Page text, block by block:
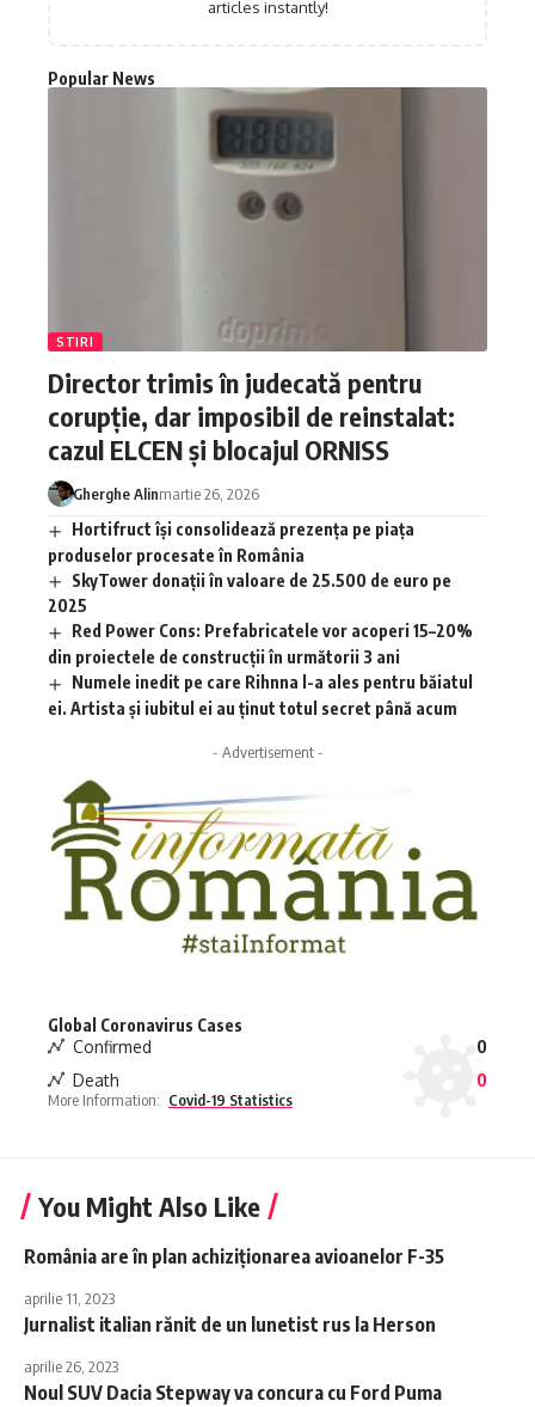
articles instantly!
Popular News
STIRI
Director trimis în judecată pentru
corupție, dar imposibil de reinstalat:
cazul ELCEN și blocajul ORNISS
Gherghe Alinmartie 26, 2026
Hortifruct își consolidează prezența pe piața
produselor procesate în România
SkyTower donații în valoare de 25.500 de euro pe
2025
Red Power Cons: Prefabricatele vor acoperi 15–20%
din proiectele de construcții în următorii 3 ani
Numele inedit pe care Rihnna l-a ales pentru băiatul
ei. Artista și iubitul ei au ținut totul secret până acum
- Advertisement -
Global Coronavirus Cases
Confirmed
0
Death
0
More Information: Covid-19 Statistics
You Might Also Like
România are în plan achiziționarea avioanelor F-35
aprilie 11, 2023
Jurnalist italian rănit de un lunetist rus la Herson
aprilie 26, 2023
Noul SUV Dacia Stepway va concura cu Ford Puma